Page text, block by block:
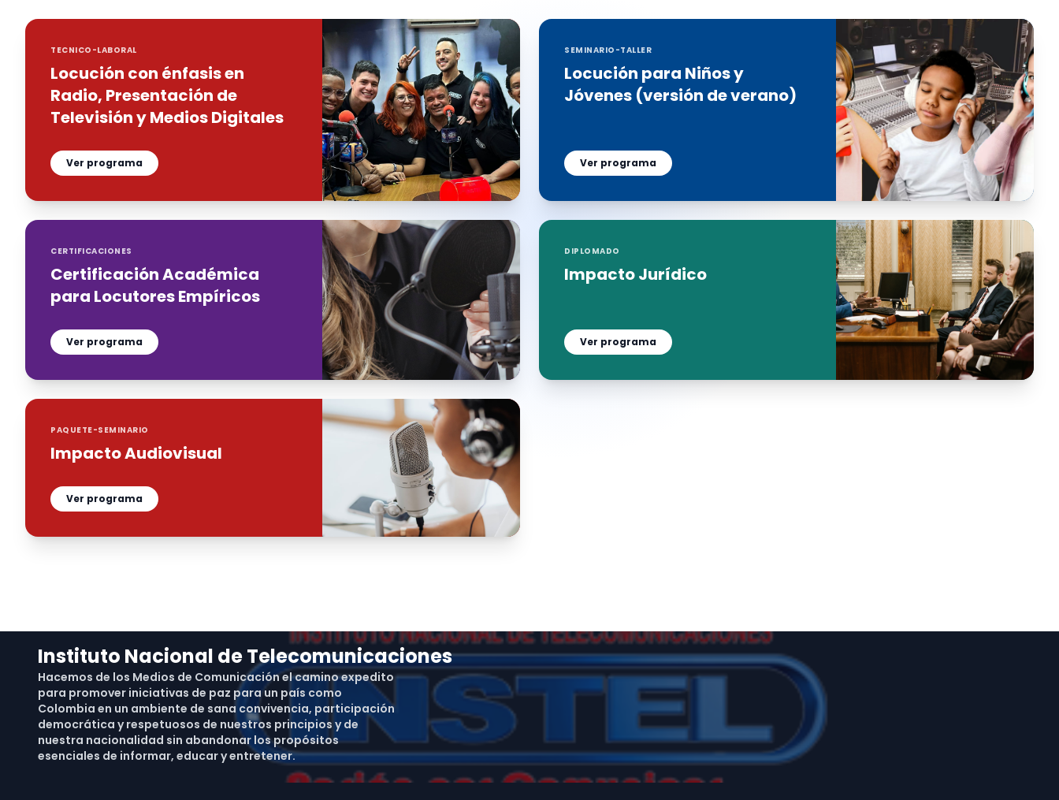
TECNICO-LABORAL
Locución con énfasis en
Radio, Presentación de
Televisión y Medios Digitales
Ver programa
SEMINARIO-TALLER
Locución para Niños y
Jóvenes (versión de verano)
Ver programa
CERTIFICACIONES
Certificación Académica
para Locutores Empíricos
Ver programa
DIPLOMADO
Impacto Jurídico
Ver programa
PAQUETE-SEMINARIO
Impacto Audiovisual
Ver programa
Instituto Nacional de Telecomunicaciones
Hacemos de los Medios de Comunicación el camino expedito
para promover iniciativas de paz para un país como
Colombia en un ambiente de sana convivencia, participación
democrática y respetuosos de nuestros principios y de
nuestra nacionalidad sin abandonar los propósitos
esenciales de informar, educar y entretener.